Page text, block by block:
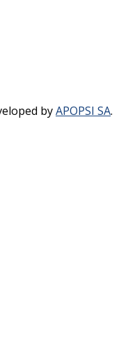
byAPOPSI SA.